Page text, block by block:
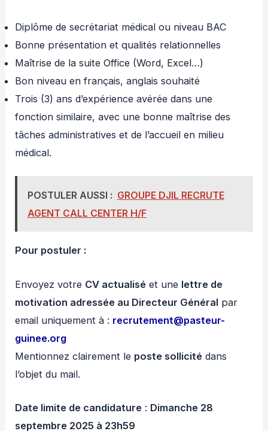
Diplôme de secrétariat médical ou niveau BAC
Bonne présentation et qualités relationnelles
Maîtrise de la suite Office (Word, Excel…)
Bon niveau en français, anglais souhaité
Trois (3) ans d’expérience avérée dans une
fonction similaire, avec une bonne maîtrise des
tâches administratives et de l’accueil en milieu
médical.
POSTULER AUSSI : GROUPE DJIL RECRUTE
AGENT CALL CENTER H/F
Pour postuler :
Envoyez votre CV actualisé et une lettre de
motivation adressée au Directeur Général par
email uniquement à : recrutement@pasteur-
guinee.org
Mentionnez clairement le poste sollicité dans
l’objet du mail.
Date limite de candidature : Dimanche 28
septembre 2025 à 23h59